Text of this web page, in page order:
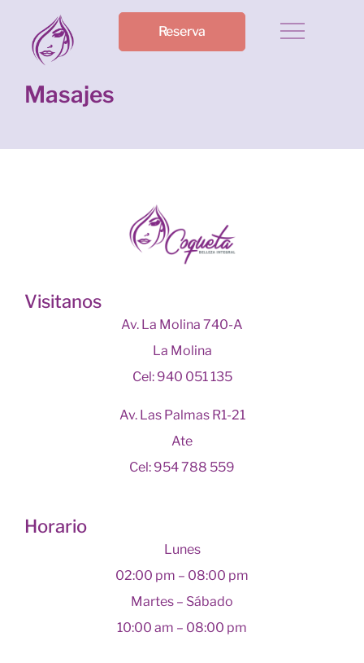
Reserva
Masajes
Visitanos
Av. La Molina 740-A
La Molina
Cel: 940 051 135
Av. Las Palmas R1-21
Ate
Cel: 954 788 559
Horario
Lunes
02:00 pm – 08:00 pm
Martes – Sábado
10:00 am – 08:00 pm